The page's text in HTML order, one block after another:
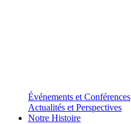
Événements et Conférences
Actualités et Perspectives
Notre Histoire